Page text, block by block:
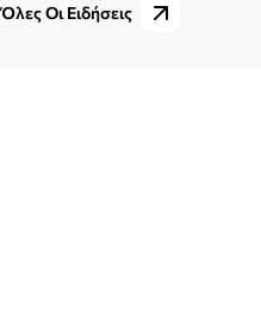
Όλες Οι Ειδήσεις